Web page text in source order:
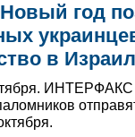
год
в
ИНТЕРФАКС